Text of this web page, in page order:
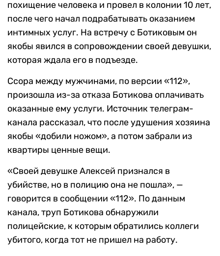
похищение человека и провел в колонии 10 лет,
после чего начал подрабатывать оказанием
интимных услуг. На встречу с Ботиковым он
якобы явился в сопровождении своей девушки,
которая ждала его в подъезде.
Ссора между мужчинами, по версии «112»,
произошла из-за отказа Ботикова оплачивать
оказанные ему услуги. Источник телеграм-
канала рассказал, что после удушения хозяина
якобы «добили ножом», а потом забрали из
квартиры ценные вещи.
«Своей девушке Алексей признался в
убийстве, но в полицию она не пошла», —
говорится в сообщении «112». По данным
канала, труп Ботикова обнаружили
полицейские, к которым обратились коллеги
убитого, когда тот не пришел на работу.